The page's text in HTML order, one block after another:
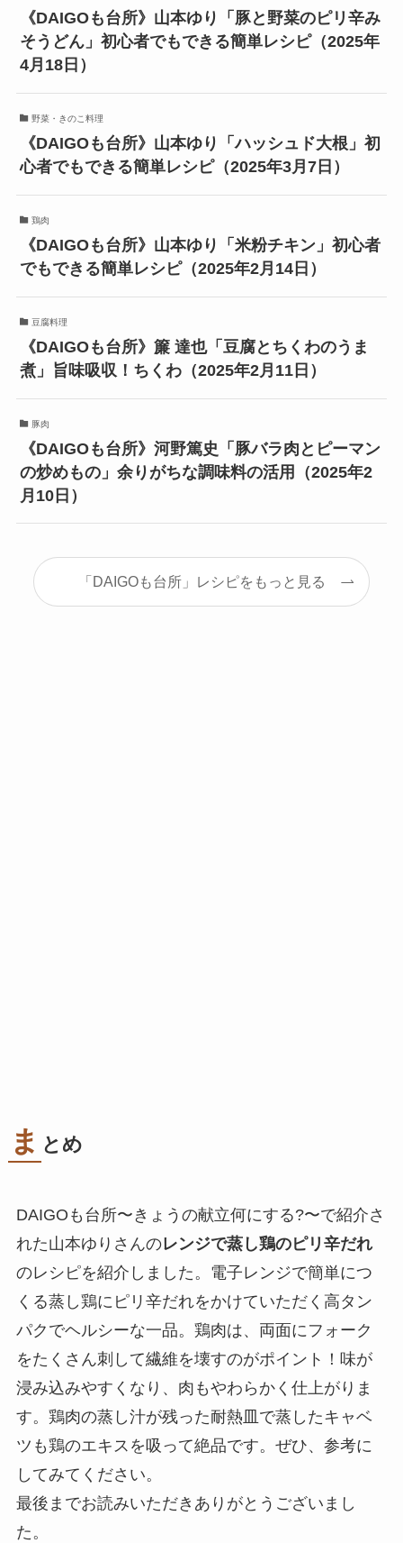
《DAIGOも台所》山本ゆり「豚と野菜のピリ辛み
そうどん」初心者でもできる簡単レシピ（2025年
4月18日）
野菜・きのこ料理
《DAIGOも台所》山本ゆり「ハッシュド大根」初
心者でもできる簡単レシピ（2025年3月7日）
鶏肉
《DAIGOも台所》山本ゆり「米粉チキン」初心者
でもできる簡単レシピ（2025年2月14日）
豆腐料理
《DAIGOも台所》簾 達也「豆腐とちくわのうま
煮」旨味吸収！ちくわ（2025年2月11日）
豚肉
《DAIGOも台所》河野篤史「豚バラ肉とピーマン
の炒めもの」余りがちな調味料の活用（2025年2
月10日）
「DAIGOも台所」レシピをもっと見る
ま とめ
DAIGOも台所〜きょうの献立何にする?〜で紹介さ
れた山本ゆりさんのレンジで蒸し鶏のピリ辛だれ
のレシピを紹介しました。電子レンジで簡単につ
くる蒸し鶏にピリ辛だれをかけていただく高タン
パクでヘルシーな一品。鶏肉は、両面にフォーク
をたくさん刺して繊維を壊すのがポイント！味が
浸み込みやすくなり、肉もやわらかく仕上がりま
す。鶏肉の蒸し汁が残った耐熱皿で蒸したキャベ
ツも鶏のエキスを吸って絶品です。ぜひ、参考に
してみてください。
最後までお読みいただきありがとうございまし
た。